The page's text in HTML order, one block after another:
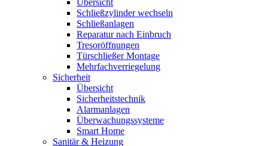
Übersicht
Schließzylinder wechseln
Schließanlagen
Reparatur nach Einbruch
Tresoröffnungen
Türschließer Montage
Mehrfachverriegelung
Sicherheit
Übersicht
Sicherheitstechnik
Alarmanlagen
Überwachungssysteme
Smart Home
Sanitär & Heizung